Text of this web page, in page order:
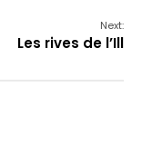
Next:
Les rives de l’Ill